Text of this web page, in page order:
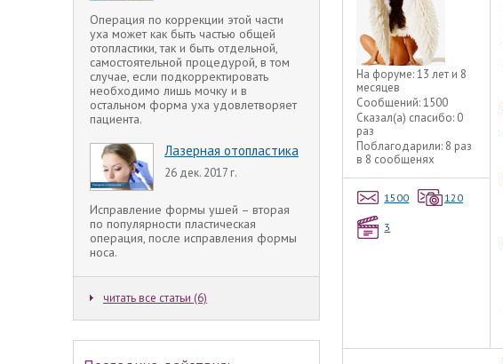
Операция по коррекции этой части
уха может как быть частью общей
отопластики, так и быть отдельной,
самостоятельной процедурой, в том
случае, если подкорректировать
необходимо лишь мочку и в
остальном форма уха удовлетворяет
пациента.
Лазерная отопластика
26 дек. 2017 г.
Исправление формы ушей – вторая
по популярности пластическая
операция, после исправления формы
носа.
читать все статьи (6)
На форуме:13 лет и 8
месяцев
Сообщений:1500
Сказал(а) спасибо: 0
раз
Поблагодарили: 8 раз
в 8 сообщенях
1500 120
3